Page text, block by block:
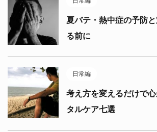
夏バテ・熱中症の予防
る前に
日常編
考え方を変えるだけで
タルケア七選